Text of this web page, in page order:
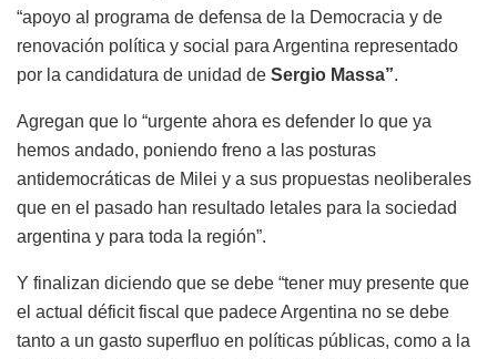
“apoyo al programa de defensa de la Democracia y de
renovación política y social para Argentina representado
por la candidatura de unidad de Sergio Massa”.
Agregan que lo “urgente ahora es defender lo que ya
hemos andado, poniendo freno a las posturas
antidemocráticas de Milei y a sus propuestas neoliberales
que en el pasado han resultado letales para la sociedad
argentina y para toda la región”.
Y finalizan diciendo que se debe “tener muy presente que
el actual déficit fiscal que padece Argentina no se debe
tanto a un gasto superfluo en políticas públicas, como a la